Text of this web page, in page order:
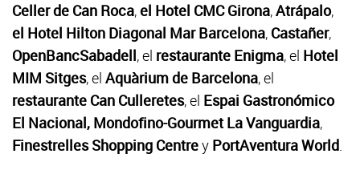
Celler de Can Roca,el Hotel CMC Girona,Atrápalo,
el Hotel Hilton Diagonal Mar Barcelona, Castañer,
OpenBancSabadell, el restaurante Enigma, el Hotel
MIM Sitges, el Aquàrium de Barcelona, el
restaurante Can Culleretes, el Espai Gastronómico
El Nacional, Mondofino-Gourmet La Vanguardia,
Finestrelles Shopping Centrey PortAventura World.